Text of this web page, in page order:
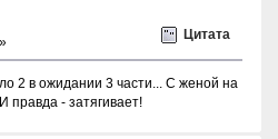
Цитата
2 в ожидании 3 части... С женой на
правда - затягивает!